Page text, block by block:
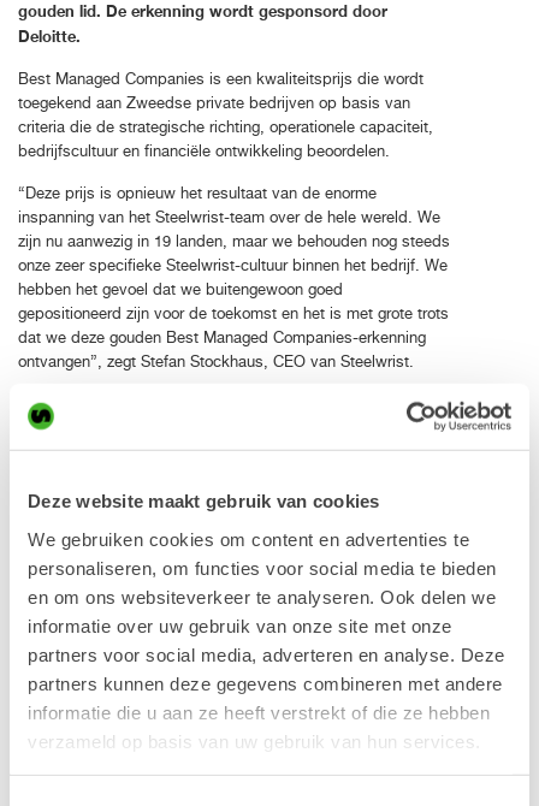
Deze website maakt gebruik van cookies
We gebruiken cookies om content en advertenties te
personaliseren, om functies voor social media te bieden
en om ons websiteverkeer te analyseren. Ook delen we
informatie over uw gebruik van onze site met onze
partners voor social media, adverteren en analyse. Deze
partners kunnen deze gegevens combineren met andere
informatie die u aan ze heeft verstrekt of die ze hebben
verzameld op basis van uw gebruik van hun services.
gouden lid. De erkenning wordt gesponsord door
Deloitte.
Best Managed Companies is een kwaliteitsprijs die wordt
toegekend aan Zweedse private bedrijven op basis van
criteria die de strategische richting, operationele capaciteit,
bedrijfscultuur en financiële ontwikkeling beoordelen.
“Deze prijs is opnieuw het resultaat van de enorme
inspanning van het Steelwrist-team over de hele wereld. We
zijn nu aanwezig in 19 landen, maar we behouden nog steeds
onze zeer specifieke Steelwrist-cultuur binnen het bedrijf. We
hebben het gevoel dat we buitengewoon goed
gepositioneerd zijn voor de toekomst en het is met grote trots
dat we deze gouden Best Managed Companies-erkenning
ontvangen”, zegt Stefan Stockhaus, CEO van Steelwrist.
Markus Nilsson, Peter Dovrell, Fredrik Segerström, Stefan
Stockhaus, Richard Aulin, Karl Serneberg, Lotta Barclay,
“Dit jaar verwelkomen we vijf bedrijven als gouden leden
nadat we de prijs vier jaar op rij hebben ontvangen. Het is
inspirerend om te zien dat zoveel bedrijven blijven investeren
en hun doelen nastreven”, zegt Therese Kjellberg, partner bij
Deloitte en verantwoordelijk voor Best Managed Companies
in Zweden.
Best Managed Companies is in 1993 opgericht door Deloitte
in Canada en is sindsdien gevestigd in meer dan 20 landen
2018 gelanceerd door Deloitte en dit jaar wordt de prijs voor
de vijfde keer uitgereikt.